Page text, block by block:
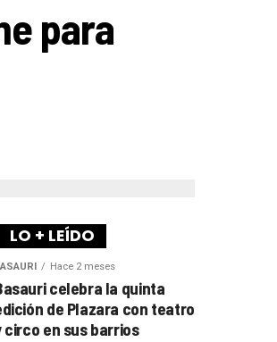
para
LO + LEÍDO
Hace 2 meses
celebra la quinta
de Plazara con teatro
circo en sus barrios